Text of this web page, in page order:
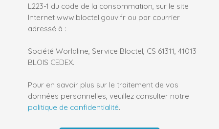
L223-1 du code de la consommation, sur le site
Internet www.bloctel.gouv.fr ou par courrier
adressé à :
Société Worldline, Service Bloctel, CS 61311, 41013
BLOIS CEDEX.
Pour en savoir plus sur le traitement de vos
données personnelles, veuillez consulter notre
politique de confidentialité.